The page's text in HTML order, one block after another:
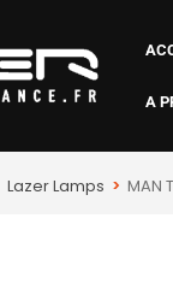
A
Lazer Lamps > MAN